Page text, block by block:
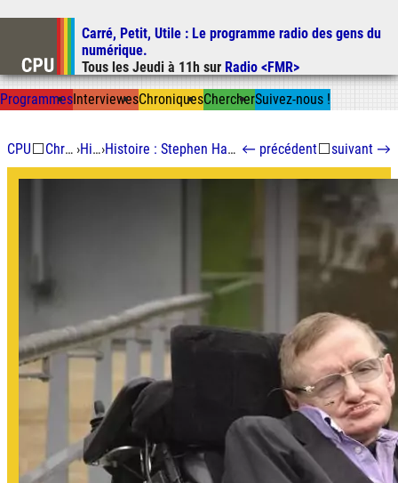
Aller au contenu
Aller à la recherche
Carré, Petit, Utile : Le programme radio des gens du
numérique.
Tous les Jeudi à 11h sur Radio <FMR>
ProgrammesInterviewesChroniquesChercherSuivez-nous !
CPU⬜ Chroniques › Histoire› Histoire : Stephen Hawking et sa voix synthétique ← précédent⬜suivant→